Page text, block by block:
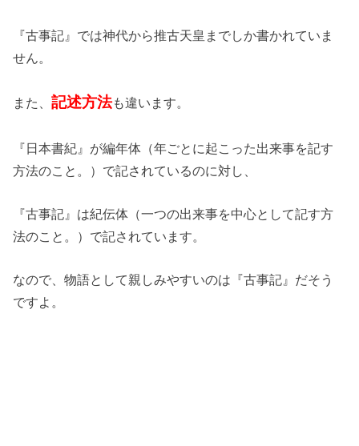
『古事記』では神代から推古天皇までしか書かれていま
せん。
また、記述方法も違います。
『日本書紀』が編年体（年ごとに起こった出来事を記す
方法のこと。）で記されているのに対し、
『古事記』は紀伝体（一つの出来事を中心として記す方
法のこと。）で記されています。
なので、物語として親しみやすいのは『古事記』だそう
ですよ。